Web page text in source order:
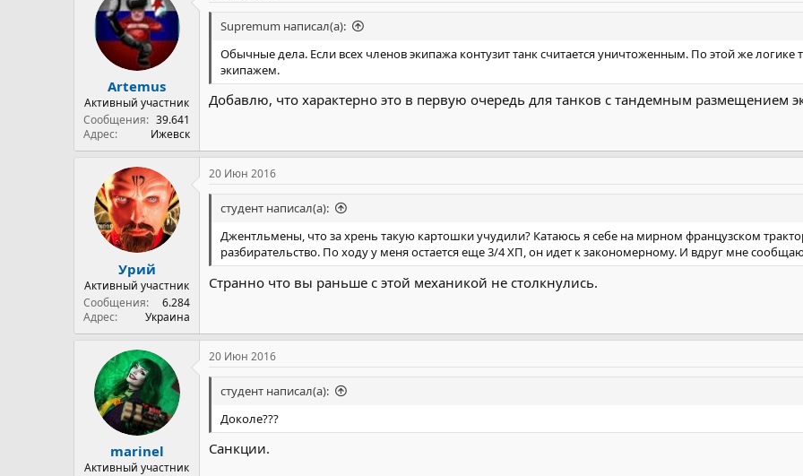
Artemus
Активный участник
Сообщения
39.641
Адрес
Ижевск
Supremum написал(а):
Обычные дела. Если всех членов экипажа контузит танк считается уничтоженным. По этой же
экипажем.
Добавлю, что характерно это в первую очередь для танков с тандемным размещением
Урий
Активный участник
Сообщения
6.284
Адрес
Украина
20 Июн 2016
студент написал(а):
Джентльмены, что за хрень такую картошки учудили? Катаюсь я себе на мирном французском
разбирательство. По ходу у меня остается еще 3/4 ХП, он идет к закономерному. И вдруг мне
Странно что вы раньше с этой механикой не столкнулись.
marinel
Активный участник
20 Июн 2016
студент написал(а):
Доколе???
Санкции.